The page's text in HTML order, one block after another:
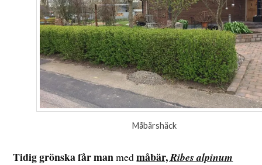
Måbärshäck
Tidig grönska får manmedmåbär,Ribes alpinum